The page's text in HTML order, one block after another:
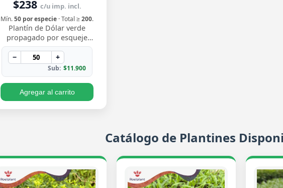
$238 c/u imp. incl.
Mín.50 por especie · Total ≥200.
Plantín de Dólar verde
propagado por esqueje
enraizado, con hojas
redondeadas de un verde
brillante y crecimiento trepa…
− +
Sub: $11.900
Agregar al carrito
Catálogo de Plantines